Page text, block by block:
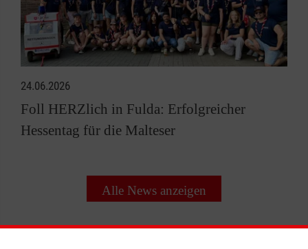
24.06.2026
Foll HERZlich in Fulda: Erfolgreicher
Hessentag für die Malteser
Alle News anzeigen